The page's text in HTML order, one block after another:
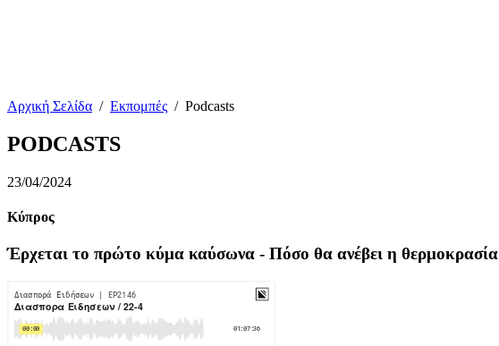
Αρχική Σελίδα / Εκπομπές / Podcasts
PODCASTS
23/04/2024
Κύπρος
Έρχεται το πρώτο κύμα καύσωνα - Πόσο θα ανέβει η θερμοκρασία